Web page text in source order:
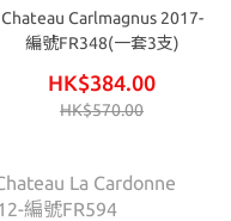
Chateau Carlmagnus 2017-
編號FR348(一套3支)
HK$384.00
HK$570.00